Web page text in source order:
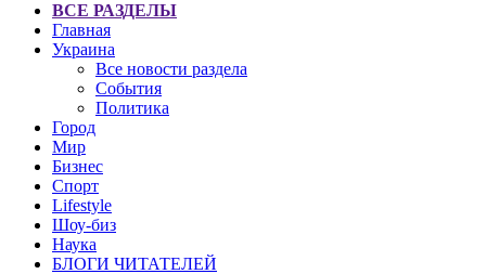
ВСЕ РАЗДЕЛЫ
Главная
Украина
Все новости раздела
События
Политика
Город
Мир
Бизнес
Спорт
Lifestyle
Шоу-биз
Наука
БЛОГИ ЧИТАТЕЛЕЙ